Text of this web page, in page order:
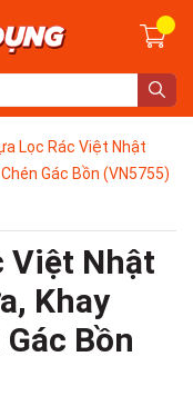
Lọc Rác Việt Nhật
Gác Bồn (VN5755)
Việt Nhật
Khay
Bồn